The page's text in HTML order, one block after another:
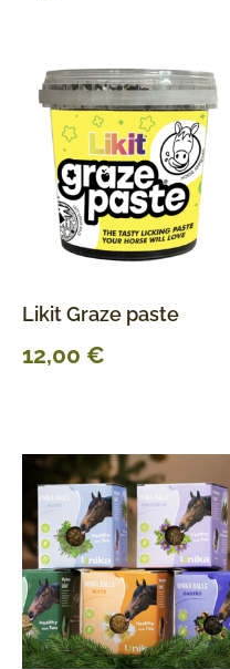
Likit Graze paste
12,00 €